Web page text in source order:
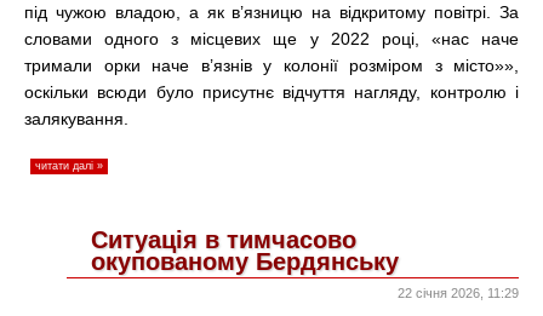
під чужою владою, а як в’язницю на відкритому повітрі. За
словами одного з місцевих ще у 2022 році, «нас наче
тримали орки наче в’язнів у колонії розміром з місто»»,
оскільки всюди було присутнє відчуття нагляду, контролю і
залякування.
читати далі »
Ситуація в тимчасово
окупованому Бердянську
22 січня 2026, 11:29